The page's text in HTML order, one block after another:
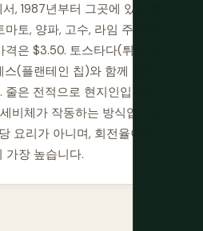
, 1987년부터 그곳에 있는 한
토, 양파, 고수, 라임 주스로
은 $3.50. 토스타다(튀긴 옥
(플랜테인 칩)와 함께 플라
은 전적으로 현지인입니다.
비체가 작동하는 방식입니다
요리가 아니며, 회전율이 가
가장 높습니다.